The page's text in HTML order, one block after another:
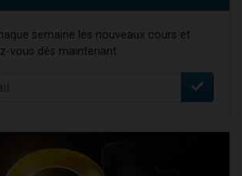
semaine les nouveaux cours et
vous dès maintenant :